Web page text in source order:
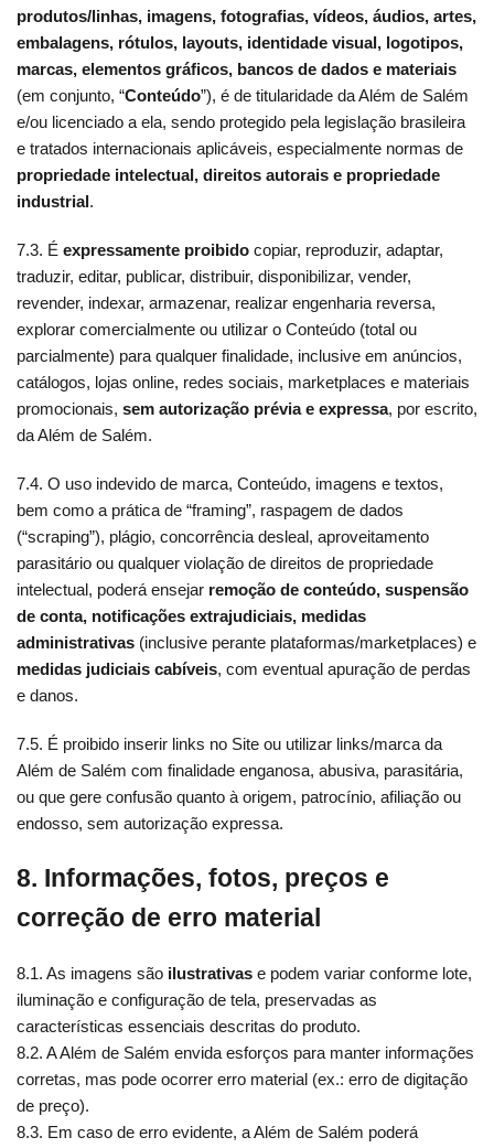
produtos/linhas, imagens, fotografias, vídeos, áudios, artes,
embalagens, rótulos, layouts, identidade visual, logotipos,
marcas, elementos gráficos, bancos de dados e materiais
(em conjunto, “Conteúdo”), é de titularidade da Além de Salém
e/ou licenciado a ela, sendo protegido pela legislação brasileira
e tratados internacionais aplicáveis, especialmente normas de
propriedade intelectual, direitos autorais e propriedade
industrial.
7.3. É expressamente proibido copiar, reproduzir, adaptar,
traduzir, editar, publicar, distribuir, disponibilizar, vender,
revender, indexar, armazenar, realizar engenharia reversa,
explorar comercialmente ou utilizar o Conteúdo (total ou
parcialmente) para qualquer finalidade, inclusive em anúncios,
catálogos, lojas online, redes sociais, marketplaces e materiais
promocionais, sem autorização prévia e expressa, por escrito,
da Além de Salém.
7.4. O uso indevido de marca, Conteúdo, imagens e textos,
bem como a prática de “framing”, raspagem de dados
(“scraping”), plágio, concorrência desleal, aproveitamento
parasitário ou qualquer violação de direitos de propriedade
intelectual, poderá ensejar remoção de conteúdo, suspensão
de conta, notificações extrajudiciais, medidas
administrativas (inclusive perante plataformas/marketplaces) e
medidas judiciais cabíveis, com eventual apuração de perdas
e danos.
7.5. É proibido inserir links no Site ou utilizar links/marca da
Além de Salém com finalidade enganosa, abusiva, parasitária,
ou que gere confusão quanto à origem, patrocínio, afiliação ou
endosso, sem autorização expressa.
8. Informações, fotos, preços e
correção de erro material
8.1. As imagens são ilustrativas e podem variar conforme lote,
iluminação e configuração de tela, preservadas as
características essenciais descritas do produto.
8.2. A Além de Salém envida esforços para manter informações
corretas, mas pode ocorrer erro material (ex.: erro de digitação
de preço).
8.3. Em caso de erro evidente, a Além de Salém poderá